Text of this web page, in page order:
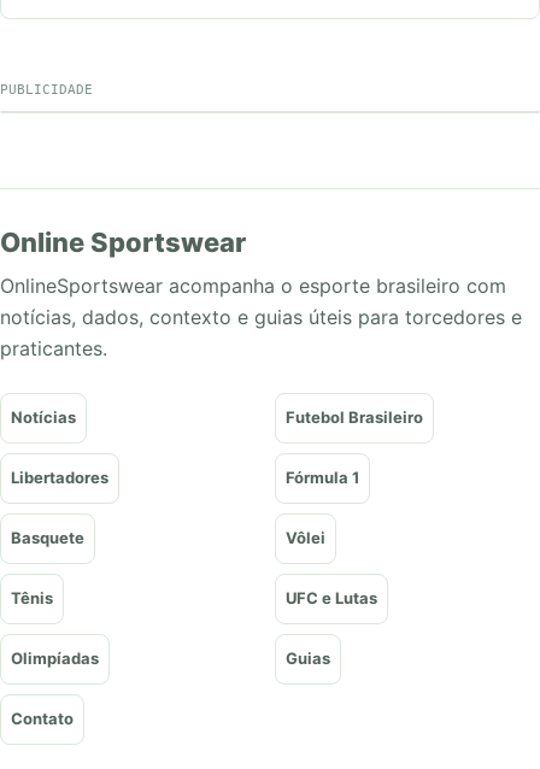
PUBLICIDADE
Online Sportswear
OnlineSportswear acompanha o esporte brasileiro com
notícias, dados, contexto e guias úteis para torcedores e
praticantes.
Notícias Futebol Brasileiro
Libertadores Fórmula 1
Basquete Vôlei
Tênis UFC e Lutas
Olimpíadas Guias
Contato